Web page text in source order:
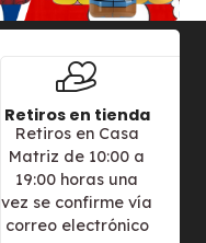
Retiros en tienda
Retiros en Casa
Matriz de 10:00 a
19:00 horas una
vez se confirme vía
correo electrónico